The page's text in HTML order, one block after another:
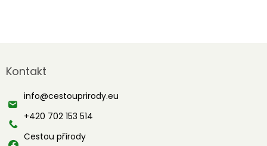
p
t
Kontakt
info@cestouprirody.eu
+420 702 153 514
Cestou přírody